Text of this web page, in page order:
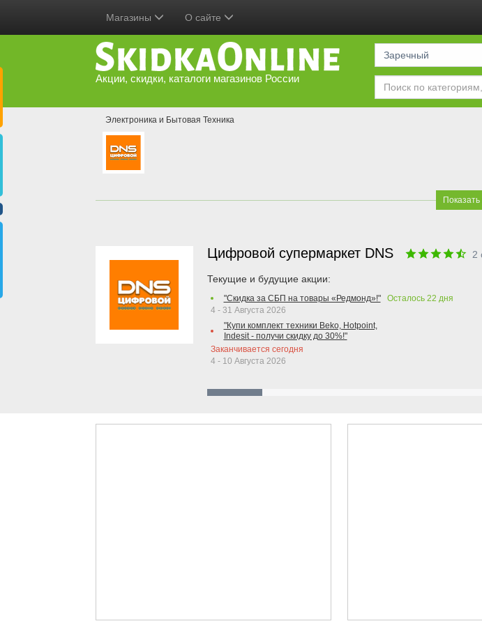
Магазины О сайте
Акции, скидки, каталоги магазинов России
Заречный
Электроника и Бытовая Техника
Показать
Цифровой супермаркет DNS 2
Текущие и будущие акции:
"Скидка за СБП на товары «Редмонд»!" Осталось 22 дня
4 - 31 Августа 2026
"Купи комплект техники Beko, Hotpoint,
Indesit - получи скидку до 30%!"
Заканчивается сегодня
4 - 10 Августа 2026